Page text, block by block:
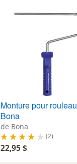
Monture pour rouleau
Bona
de Bona
(2)
22,95 $